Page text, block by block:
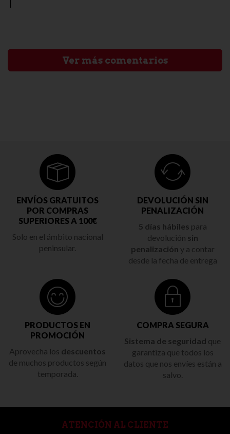
Ver más comentarios
ENVÍOS GRATUITOS
POR COMPRAS
SUPERIORES A 100€
Solo en el ámbito nacional
peninsular.
DEVOLUCIÓN SIN
PENALIZACIÓN
5 días hábiles para
devolución sin
penalización y a contar
desde la fecha de entrega
PRODUCTOS EN
PROMOCIÓN
Aprovecha los descuentos
de muchos productos según
temporada.
COMPRA SEGURA
Sistema de seguridad que
garantiza que todos los
datos que nos envíes están a
salvo.
ATENCIÓN AL CLIENTE